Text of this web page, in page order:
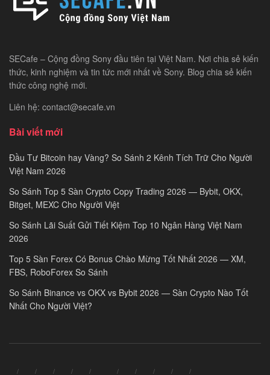
SECafe – Cộng đồng Sony đầu tiên tại Việt Nam. Nơi chia sẻ kiến
thức, kinh nghiệm và tin tức mới nhất về Sony. Blog chia sẻ kiến
thức công nghệ mới.
Liên hệ: contact@secafe.vn
Bài viết mới
Đầu Tư Bitcoin hay Vàng? So Sánh 2 Kênh Tích Trữ Cho Người
Việt Nam 2026
So Sánh Top 5 Sàn Crypto Copy Trading 2026 — Bybit, OKX,
Bitget, MEXC Cho Người Việt
So Sánh Lãi Suất Gửi Tiết Kiệm Top 10 Ngân Hàng Việt Nam
2026
Top 5 Sàn Forex Có Bonus Chào Mừng Tốt Nhất 2026 — XM,
FBS, RoboForex So Sánh
So Sánh Binance vs OKX vs Bybit 2026 — Sàn Crypto Nào Tốt
Nhất Cho Người Việt?